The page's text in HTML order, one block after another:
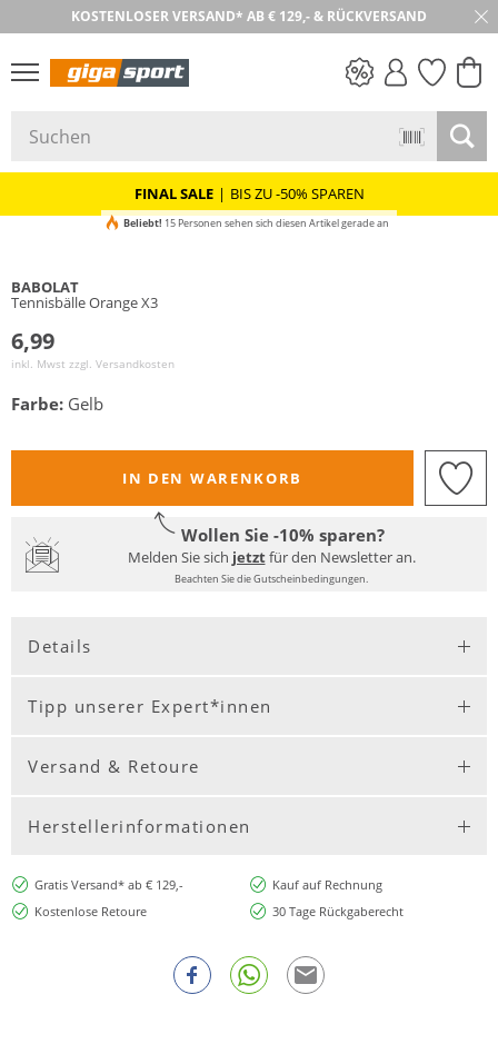
KOSTENLOSER VERSAND* AB € 129,- & RÜCKVERSAND
30 TAGE RÜCKGABE
FINAL SALE | BIS ZU -50% SPAREN
Beliebt! 15 Personen sehen sich diesen Artikel gerade an
BABOLAT
Tennisbälle Orange X3
6,99
inkl. Mwst zzgl. Versandkosten
Farbe: Gelb
IN DEN WARENKORB
Wollen Sie -10% sparen?
Melden Sie sich jetztfür den Newsletter an.
Beachten Sie die Gutscheinbedingungen.
Details
Tipp unserer Expert*innen
Versand & Retoure
Herstellerinformationen
Gratis Versand* ab € 129,-
Kauf auf Rechnung
Kostenlose Retoure
30 Tage Rückgaberecht